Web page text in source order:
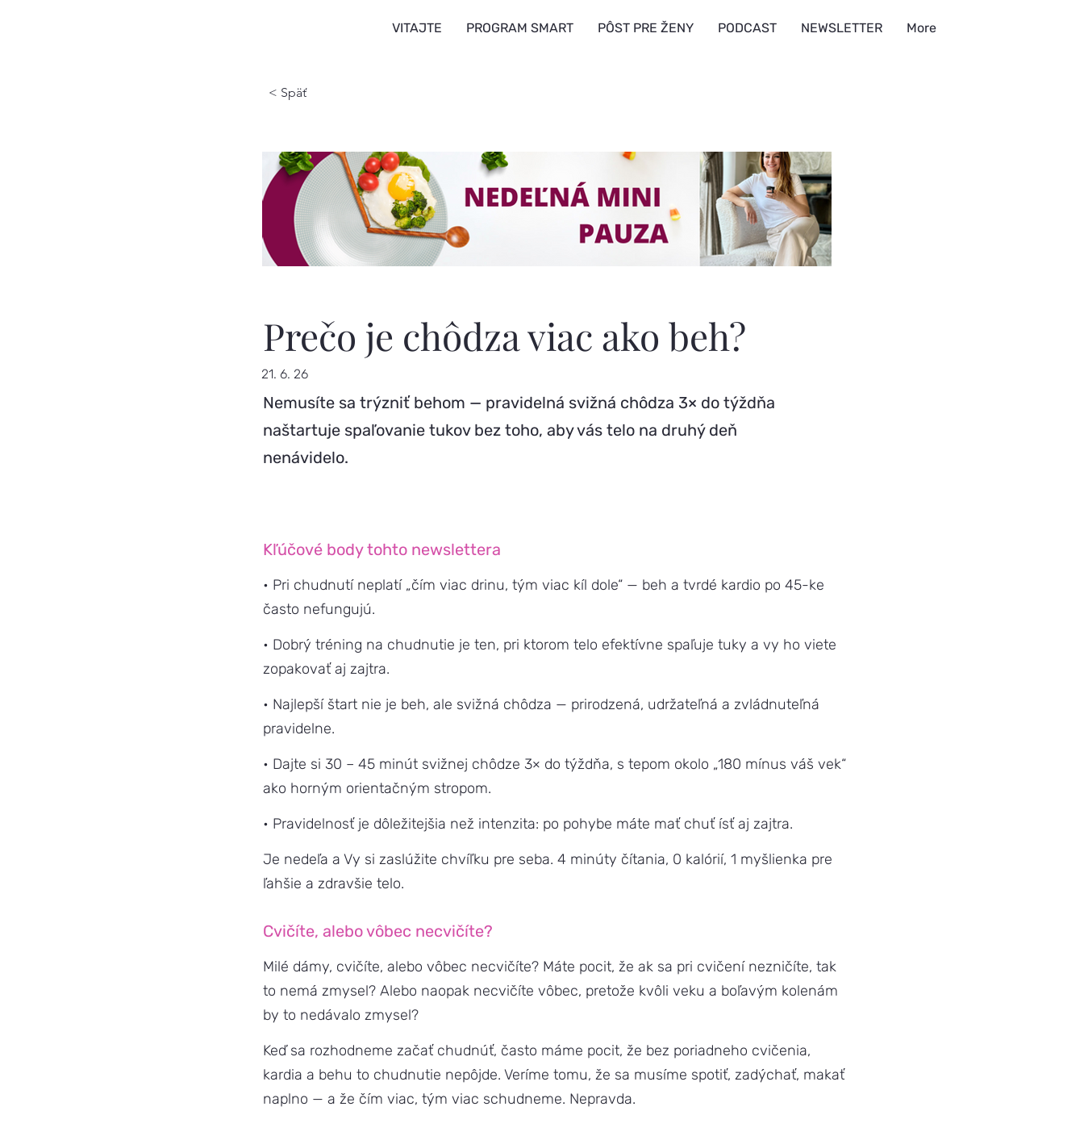
VITAJTE PROGRAM SMART PÔST PRE ŽENY PODCAST NEWSLETTER More
< Späť
Prečo je chôdza viac ako beh?
21. 6. 26
Nemusíte sa trýzniť behom — pravidelná svižná chôdza 3× do týždňa
naštartuje spaľovanie tukov bez toho, aby vás telo na druhý deň
nenávidelo.
Kľúčové body tohto newslettera
• Pri chudnutí neplatí „čím viac drinu, tým viac kíl dole“ — beh a tvrdé kardio po 45-ke
často nefungujú.
• Dobrý tréning na chudnutie je ten, pri ktorom telo efektívne spaľuje tuky a vy ho viete
zopakovať aj zajtra.
• Najlepší štart nie je beh, ale svižná chôdza — prirodzená, udržateľná a zvládnuteľná
pravidelne.
• Dajte si 30 – 45 minút svižnej chôdze 3× do týždňa, s tepom okolo „180 mínus váš vek“
ako horným orientačným stropom.
• Pravidelnosť je dôležitejšia než intenzita: po pohybe máte mať chuť ísť aj zajtra.
Je nedeľa a Vy si zaslúžite chvíľku pre seba. 4 minúty čítania, 0 kalórií, 1 myšlienka pre
ľahšie a zdravšie telo.
Cvičíte, alebo vôbec necvičíte?
Milé dámy, cvičíte, alebo vôbec necvičíte? Máte pocit, že ak sa pri cvičení nezničíte, tak
to nemá zmysel? Alebo naopak necvičíte vôbec, pretože kvôli veku a boľavým kolenám
by to nedávalo zmysel?
Keď sa rozhodneme začať chudnúť, často máme pocit, že bez poriadneho cvičenia,
kardia a behu to chudnutie nepôjde. Veríme tomu, že sa musíme spotiť, zadýchať, makať
naplno — a že čím viac, tým viac schudneme. Nepravda.